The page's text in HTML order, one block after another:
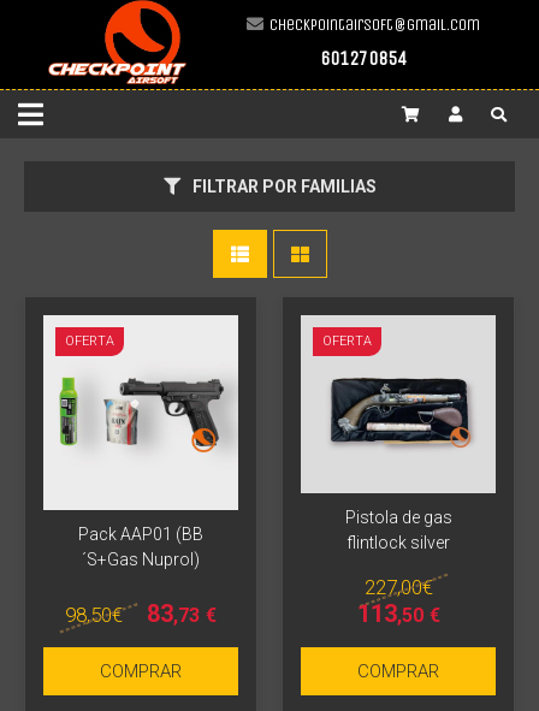
checkpointairsoft@gmail.com
601270854
FILTRAR POR FAMILIAS
OFERTA
Pack AAP01 (BB
´S+Gas Nuprol)
98,50€ 83,73 €
COMPRAR
OFERTA
Pistola de gas
flintlock silver
227,00€
113,50 €
COMPRAR